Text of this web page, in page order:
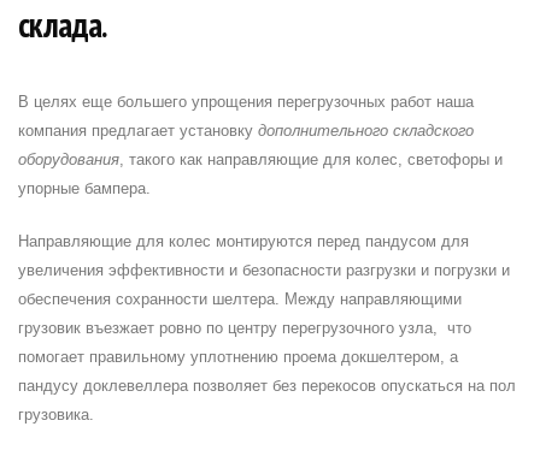
склада.
В целях еще большего упрощения перегрузочных работ наша
компания предлагает установку дополнительного складского
оборудования, такого как направляющие для колес, светофоры и
упорные бампера.
Направляющие для колес монтируются перед пандусом для
увеличения эффективности и безопасности разгрузки и погрузки и
обеспечения сохранности шелтера. Между направляющими
грузовик въезжает ровно по центру перегрузочного узла, что
помогает правильному уплотнению проема докшелтером, а
пандусу доклевеллера позволяет без перекосов опускаться на пол
грузовика.